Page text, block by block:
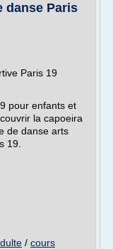
danse Paris
Paris 19
pour enfants et
la capoeira
de danse arts
19.
/ cours